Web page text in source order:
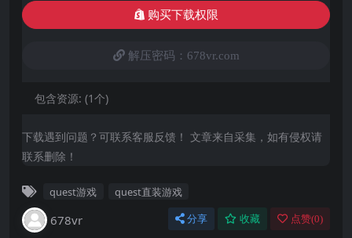
购买下载权限
解压密码：678vr.com
包含资源: (1个)
下载遇到问题？可联系客服反馈！ 文章来自采集，如有侵权请
联系删除！
quest游戏 quest直装游戏
678vr 分享 收藏 点赞(0)